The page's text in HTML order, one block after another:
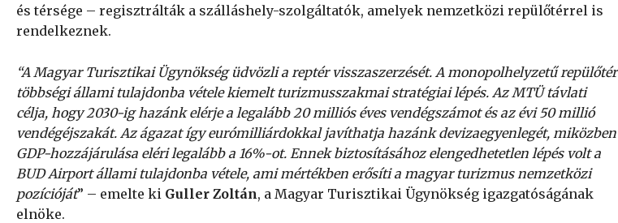
és térsége – regisztrálták a szálláshely-szolgáltatók, amelyek nemzetközi repülőtérrel is
rendelkeznek.
“A Magyar Turisztikai Ügynökség üdvözli a reptér visszaszerzését. A monopolhelyzetű repülőtér
többségi állami tulajdonba vétele kiemelt turizmusszakmai stratégiai lépés. Az MTÜ távlati
célja, hogy 2030-ig hazánk elérje a legalább 20 milliós éves vendégszámot és az évi 50 millió
vendégéjszakát. Az ágazat így eurómilliárdokkal javíthatja hazánk devizaegyenlegét, miközben
GDP-hozzájárulása eléri legalább a 16%-ot. Ennek biztosításához elengedhetetlen lépés volt a
BUD Airport állami tulajdonba vétele, ami mértékben erősíti a magyar turizmus nemzetközi
pozícióját” – emelte ki Guller Zoltán, a Magyar Turisztikai Ügynökség igazgatóságának
elnöke.